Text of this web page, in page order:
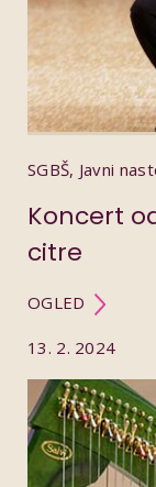
SGBŠ, Javni
Koncert
citre
OGLED
13. 2. 2024